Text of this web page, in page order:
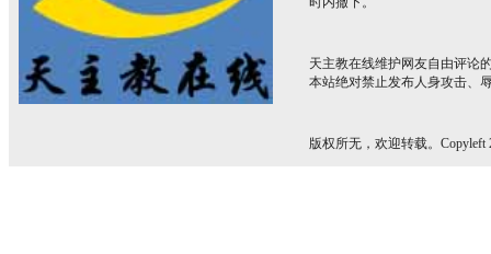
天主教在线维护网友自由评论
本站绝对禁止发布人身攻击、
版权所无，欢迎转载。